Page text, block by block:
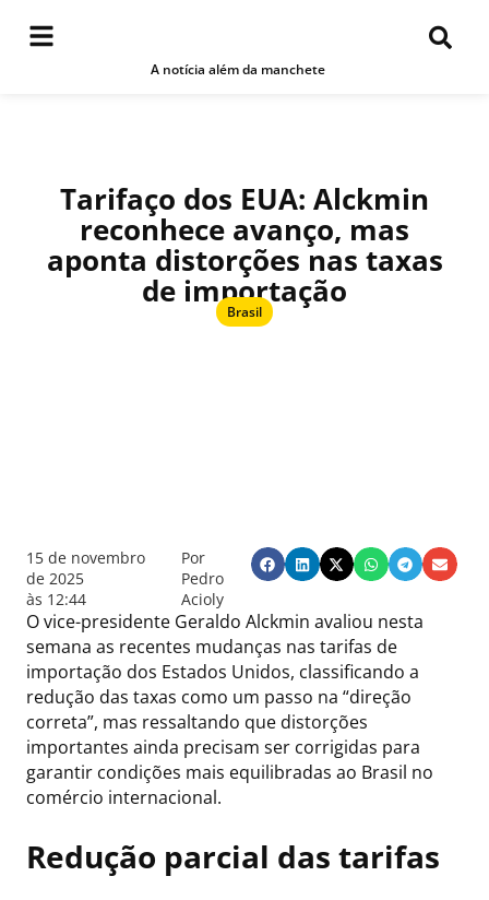
A notícia além da manchete
Tarifaço dos EUA: Alckmin
reconhece avanço, mas
aponta distorções nas taxas
de importação
Brasil
15 de novembro
de 2025
às 12:44
Por
Pedro
Acioly
O vice-presidente Geraldo Alckmin avaliou nesta
semana as recentes mudanças nas tarifas de
importação dos Estados Unidos, classificando a
redução das taxas como um passo na “direção
correta”, mas ressaltando que distorções
importantes ainda precisam ser corrigidas para
garantir condições mais equilibradas ao Brasil no
comércio internacional.
Redução parcial das tarifas